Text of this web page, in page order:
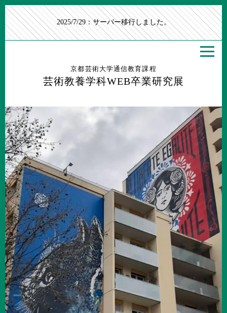
2025/7/29：サーバー移行しました。
京都芸術大学通信教育課程
芸術教養学科WEB卒業研究展